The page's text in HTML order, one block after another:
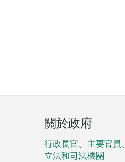
頁
腳
菜
關於政府
行政長官、主要官員、
立法和司法機關